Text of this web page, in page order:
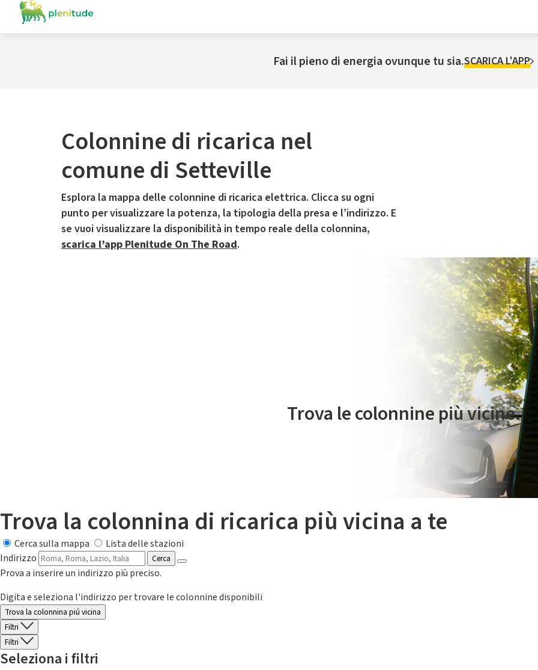
Fai il pieno di energia ovunque tu sia.SCARICA L'APP
Colonnine di ricarica nel
comune di Setteville
Esplora la mappa delle colonnine di ricarica elettrica. Clicca su ogni
punto per visualizzare la potenza, la tipologia della presa e l’indirizzo. E
se vuoi visualizzare la disponibilità in tempo reale della colonnina,
scarica l’app Plenitude On The Road.
Il servizio di mobilità elettrica è gestito da Plenitude On The Road
Trova le colonnine più vicine.
Trova la colonnina di ricarica più vicina a te
Cerca sulla mappa
Lista delle stazioni
Indirizzo
Cerca
Prova a inserire un indirizzo più preciso.
Digita e seleziona l'indirizzo per trovare le colonnine disponibili
Trova la colonnina piú vicina
Filtri
Filtri
Seleziona i filtri